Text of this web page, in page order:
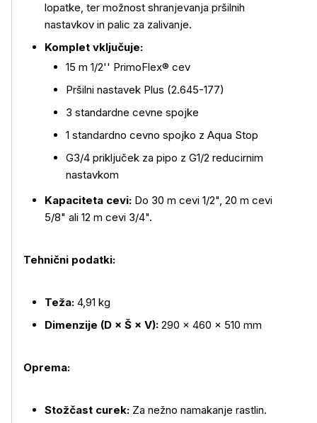
Več o izdelku
lopatke, ter možnost shranjevanja pršilnih
nastavkov in palic za zalivanje.
Komplet vključuje:
15 m 1/2'' PrimoFlex® cev
Pršilni nastavek Plus (2.645-177)
3 standardne cevne spojke
1 standardno cevno spojko z Aqua Stop
G3/4 priključek za pipo z G1/2 reducirnim
nastavkom
Kapaciteta cevi: Do 30 m cevi 1/2", 20 m cevi
5/8" ali 12 m cevi 3/4".
Tehnični podatki:
Teža: 4,91 kg
Dimenzije (D × Š × V): 290 × 460 × 510 mm
Oprema:
Stožčast curek: Za nežno namakanje rastlin.